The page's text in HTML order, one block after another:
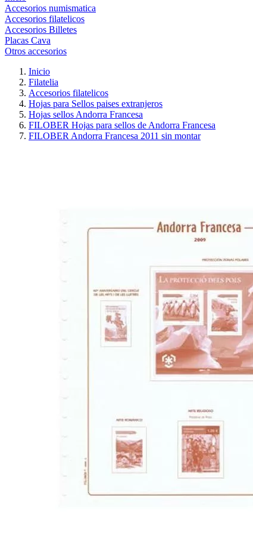
Accesorios numismatica
Accesorios filatelicos
Accesorios Billetes
Placas Cava
Otros accesorios
Inicio
Filatelia
Accesorios filatelicos
Hojas para Sellos paises extranjeros
Hojas sellos Andorra Francesa
FILOBER Hojas para sellos de Andorra Francesa
FILOBER Andorra Francesa 2011 sin montar